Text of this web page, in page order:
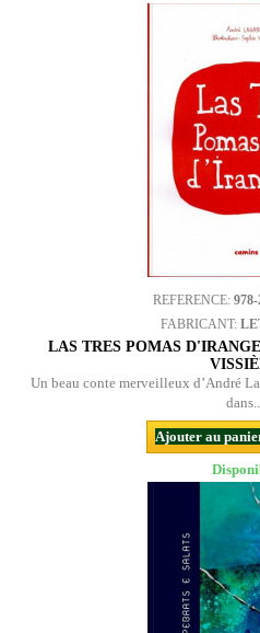
REFERENCE:
FABRICANT:
LAS TRES POMAS
Un beau conte merveilleux d’André
Ajouter au